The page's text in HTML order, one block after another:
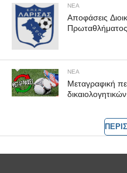
ΝΕΑ
Αποφάσεις
ΝΕΑ
Μεταγραφική